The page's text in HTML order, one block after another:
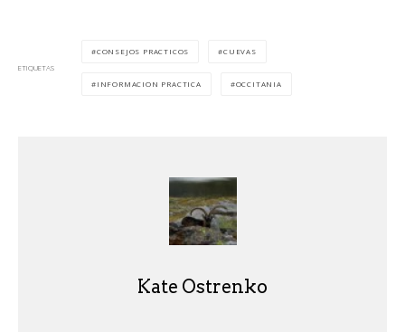
ETIQUETAS
CONSEJOS PRACTICOS CUEVAS
INFORMACION PRACTICA OCCITANIA
Kate Ostrenko